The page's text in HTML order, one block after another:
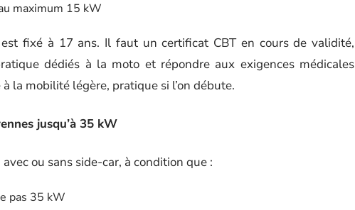
maximum 15 kW
fixé à 17 ans. Il faut un certificat CBT en cours de validité,
dédiés à la moto et répondre aux exigences médicales
la mobilité légère, pratique si l’on débute.
jusqu’à 35 kW
ou sans side-car, à condition que :
pas 35 kW